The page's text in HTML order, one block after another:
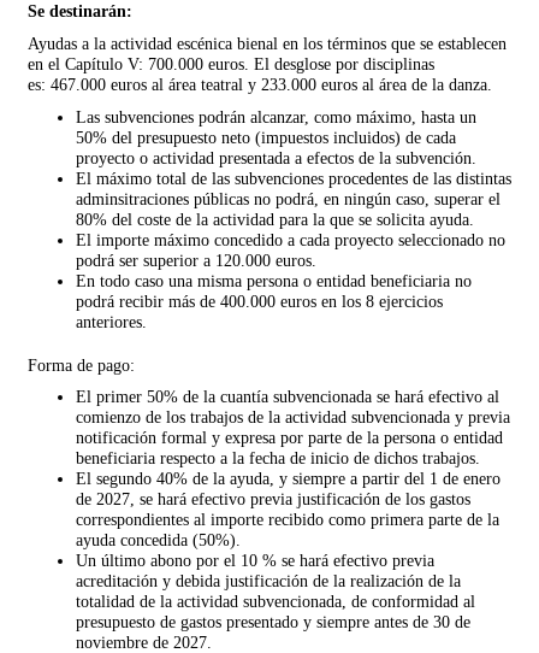
Se destinarán:
Ayudas a la actividad escénica bienal en los términos que se establecen
en el Capítulo V: 700.000 euros. El desglose por disciplinas
es: 467.000 euros al área teatral y 233.000 euros al área de la danza.
Las subvenciones podrán alcanzar, como máximo, hasta un
50% del presupuesto neto (impuestos incluidos) de cada
proyecto o actividad presentada a efectos de la subvención.
El máximo total de las subvenciones procedentes de las distintas
adminsitraciones públicas no podrá, en ningún caso, superar el
80% del coste de la actividad para la que se solicita ayuda.
El importe máximo concedido a cada proyecto seleccionado no
podrá ser superior a 120.000 euros.
En todo caso una misma persona o entidad beneficiaria no
podrá recibir más de 400.000 euros en los 8 ejercicios
anteriores.
Forma de pago:
El primer 50% de la cuantía subvencionada se hará efectivo al
comienzo de los trabajos de la actividad subvencionada y previa
notificación formal y expresa por parte de la persona o entidad
beneficiaria respecto a la fecha de inicio de dichos trabajos.
El segundo 40% de la ayuda, y siempre a partir del 1 de enero
de 2027, se hará efectivo previa justificación de los gastos
correspondientes al importe recibido como primera parte de la
ayuda concedida (50%).
Un último abono por el 10 % se hará efectivo previa
acreditación y debida justificación de la realización de la
totalidad de la actividad subvencionada, de conformidad al
presupuesto de gastos presentado y siempre antes de 30 de
noviembre de 2027.